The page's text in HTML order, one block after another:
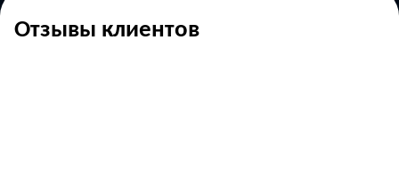
Отзывы клиентов